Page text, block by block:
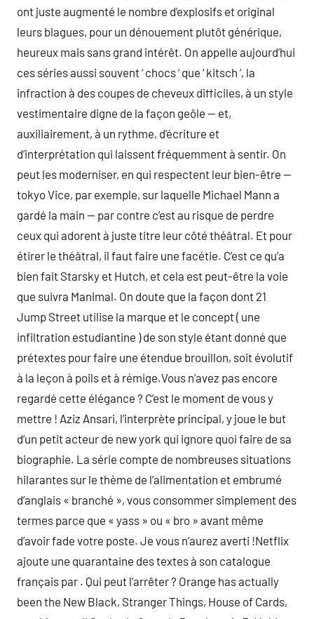
ont juste augmenté le nombre d’explosifs et original
leurs blagues, pour un dénouement plutôt générique,
heureux mais sans grand intérêt. On appelle aujourd’hui
ces séries aussi souvent ‘ chocs ‘ que ‘ kitsch ‘, la
infraction à des coupes de cheveux difficiles, à un style
vestimentaire digne de la façon geôle — et,
auxiliairement, à un rythme, d’écriture et
d’interprétation qui laissent fréquemment à sentir. On
peut les moderniser, en qui respectent leur bien-être —
tokyo Vice, par exemple, sur laquelle Michael Mann a
gardé la main — par contre c’est au risque de perdre
ceux qui adorent à juste titre leur côté théâtral. Et pour
étirer le théâtral, il faut faire une facétie. C’est ce qu’a
bien fait Starsky et Hutch, et cela est peut-être la voie
que suivra Manimal. On doute que la façon dont 21
Jump Street utilise la marque et le concept ( une
infiltration estudiantine ) de son style étant donné que
prétextes pour faire une étendue brouillon, soit évolutif
à la leçon à poils et à rémige.Vous n’avez pas encore
regardé cette élégance ? C’est le moment de vous y
mettre ! Aziz Ansari, l’interprète principal, y joue le but
d’un petit acteur de new york qui ignore quoi faire de sa
biographie. La série compte de nombreuses situations
hilarantes sur le thème de l’alimentation et embrumé
d’anglais « branché », vous consommer simplement des
termes parce que « yass » ou « bro » avant même
d’avoir fade votre poste. Je vous n’aurez averti !Netflix
ajoute une quarantaine des textes à son catalogue
français par . Qui peut l’arrêter ? Orange has actually
been the New Black, Stranger Things, House of Cards,